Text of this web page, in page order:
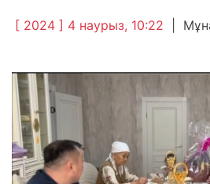
[ 2024 ] 4 наурыз, 10:22